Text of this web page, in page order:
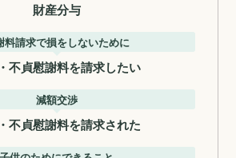
財産分与
料請求で損をしないために
不貞慰謝料を請求したい
減額交渉
不貞慰謝料を請求された